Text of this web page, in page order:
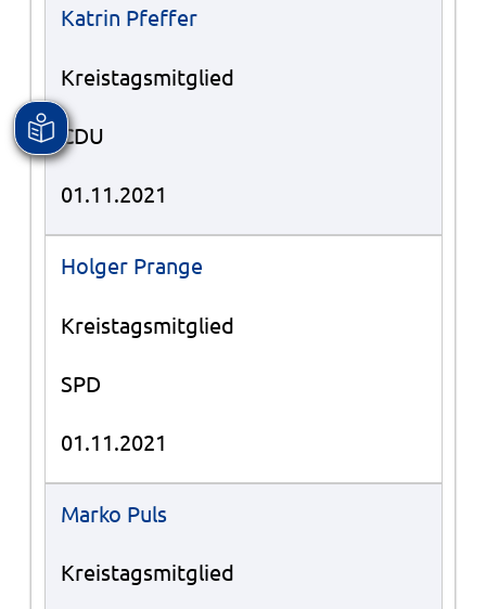
Katrin Pfeffer
Kreistagsmitglied
CDU
01.11.2021
Holger Prange
Kreistagsmitglied
SPD
01.11.2021
Marko Puls
Kreistagsmitglied